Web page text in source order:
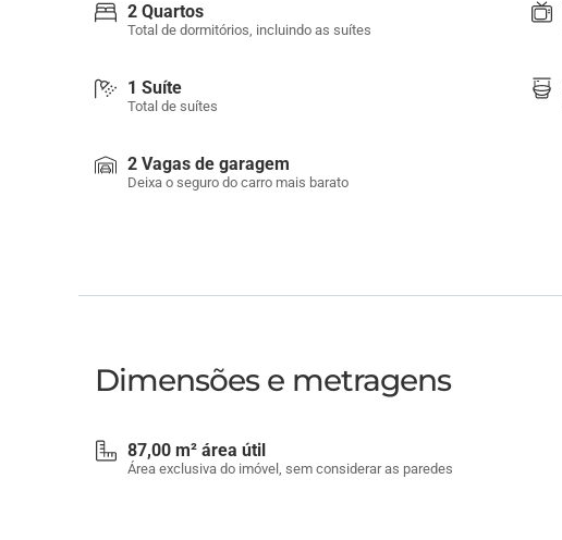
2 Quartos
Total de dormitórios, incluindo as suítes
1 Suíte
Total de suítes
2 Vagas de garagem
Deixa o seguro do carro mais barato
Dimensões e metragens
87,00 m² área útil
Área exclusiva do imóvel, sem considerar as paredes